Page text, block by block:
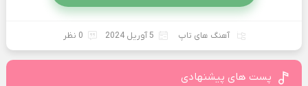
آهنگ های تاپ 5 آوریل 2024 0 نظر
پست های پیشنهادی